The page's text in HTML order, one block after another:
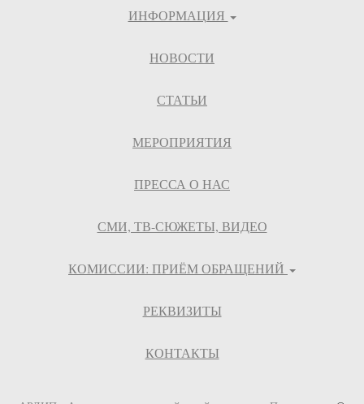
ИНФОРМАЦИЯ
НОВОСТИ
СТАТЬИ
МЕРОПРИЯТИЯ
ПРЕССА О НАС
СМИ, ТВ-СЮЖЕТЫ, ВИДЕО
КОМИССИИ: ПРИЁМ ОБРАЩЕНИЙ
РЕКВИЗИТЫ
КОНТАКТЫ